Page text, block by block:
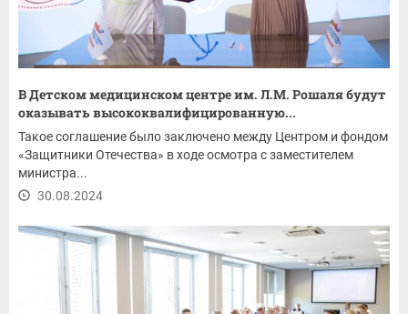
В Детском медицинском центре им. Л.М. Рошаля будут
оказывать высококвалифицированную...
Такое соглашение было заключено между Центром и фондом
«Защитники Отечества» в ходе осмотра с заместителем
министра...
30.08.2024